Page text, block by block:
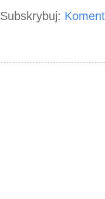
Subskrybuj: